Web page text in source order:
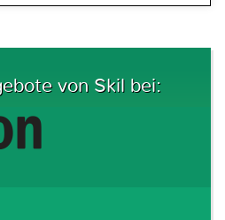
von Skil bei: